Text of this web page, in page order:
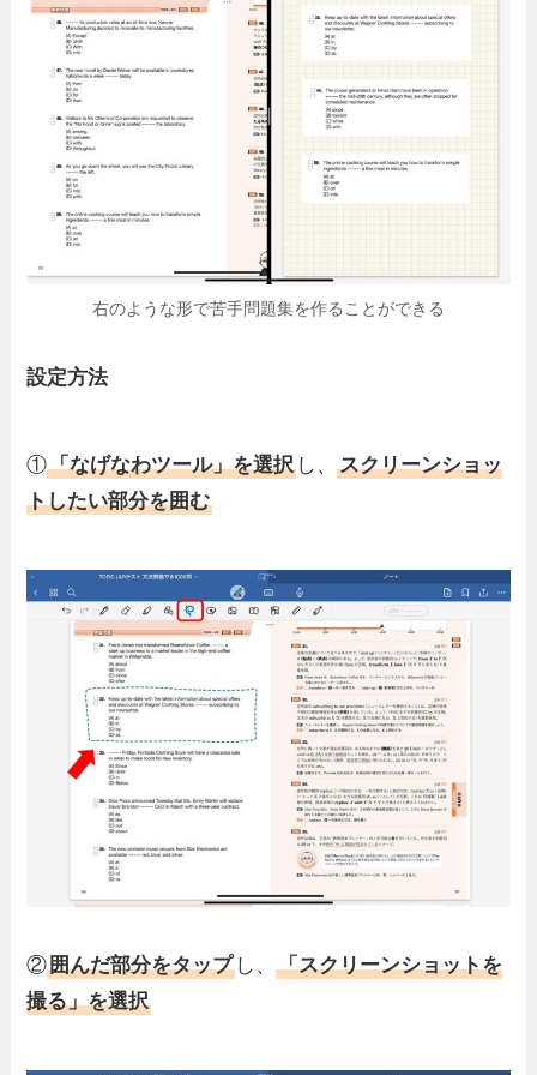
右のような形で苦手問題集を作ることができる
設定方法
①「なげなわツール」を選択 し、スクリーンショッ
トしたい部分を囲む
②囲んだ部分をタップ し、「スクリーンショットを
撮る」を選択